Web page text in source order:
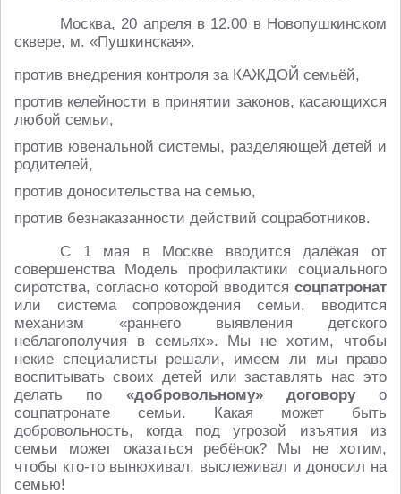
Москва, 20 апреля в 12.00 в Новопушкинском
сквере, м. «Пушкинская».
против внедрения контроля за КАЖДОЙ семьёй,
против келейности в принятии законов, касающихся
любой семьи,
против ювенальной системы, разделяющей детей и
родителей,
против доносительства на семью,
против безнаказанности действий соцработников.
С 1 мая в Москве вводится далёкая от
совершенства Модель профилактики социального
сиротства, согласно которой вводится соцпатронат
или система сопровождения семьи, вводится
механизм «раннего выявления детского
неблагополучия в семьях». Мы не хотим, чтобы
некие специалисты решали, имеем ли мы право
воспитывать своих детей или заставлять нас это
делать по «добровольному» договоруо
соцпатронате семьи. Какая может быть
добровольность, когда под угрозой изъятия из
семьи может оказаться ребёнок? Мы не хотим,
чтобы кто-то вынюхивал, выслеживал и доносил на
семью!